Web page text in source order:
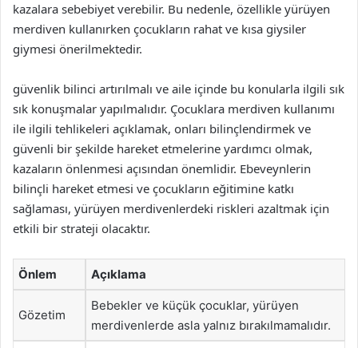
kazalara sebebiyet verebilir. Bu nedenle, özellikle yürüyen
merdiven kullanırken çocukların rahat ve kısa giysiler
giymesi önerilmektedir.
güvenlik bilinci artırılmalı ve aile içinde bu konularla ilgili sık
sık konuşmalar yapılmalıdır. Çocuklara merdiven kullanımı
ile ilgili tehlikeleri açıklamak, onları bilinçlendirmek ve
güvenli bir şekilde hareket etmelerine yardımcı olmak,
kazaların önlenmesi açısından önemlidir. Ebeveynlerin
bilinçli hareket etmesi ve çocukların eğitimine katkı
sağlaması, yürüyen merdivenlerdeki riskleri azaltmak için
etkili bir strateji olacaktır.
Önlem Açıklama
Gözetim
Bebekler ve küçük çocuklar, yürüyen
merdivenlerde asla yalnız bırakılmamalıdır.